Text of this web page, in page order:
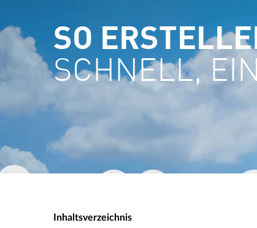
SO
SCHNELL,
Inhaltsverzeichnis